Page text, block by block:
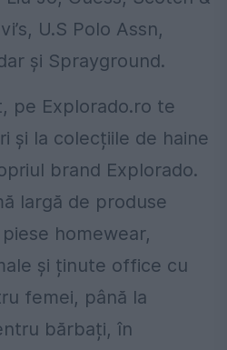
U.S Polo Assn,
și Sprayground.
pe Explorado.ro te
și la colecțiile de haine
brand Explorado.
largă de produse
homewear,
și ținute office cu
femei, până la
bărbați, în